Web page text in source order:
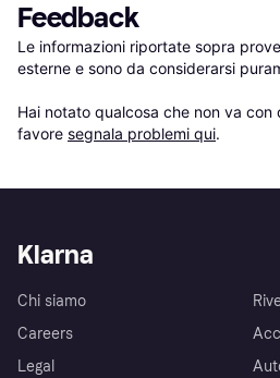
Feedback
Le informazioni riportate sopra
esterne e sono da considerarsi
Hai notato qualcosa che non va
favore segnala problemi qui.
Klarna
Chi siamo
Careers
Legal